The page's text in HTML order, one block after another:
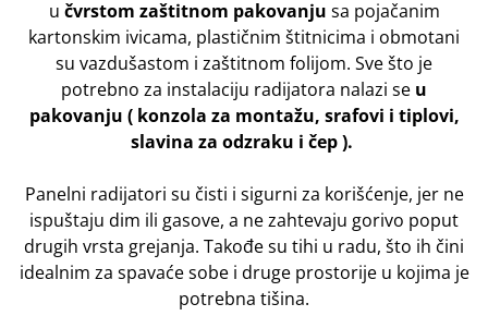
u čvrstom zaštitnom pakovanju sa pojačanim
kartonskim ivicama, plastičnim štitnicima i obmotani
su vazdušastom i zaštitnom folijom. Sve što je
potrebno za instalaciju radijatora nalazi se u
pakovanju ( konzola za montažu, srafovi i tiplovi,
slavina za odzraku i čep ).
Panelni radijatori su čisti i sigurni za korišćenje, jer ne
ispuštaju dim ili gasove, a ne zahtevaju gorivo poput
drugih vrsta grejanja. Takođe su tihi u radu, što ih čini
idealnim za spavaće sobe i druge prostorije u kojima je
potrebna tišina.